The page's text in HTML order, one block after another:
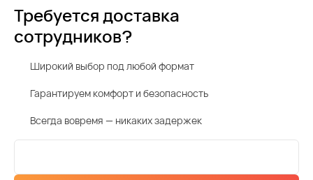
Требуется доставка
сотрудников?
Широкий выбор под любой формат
Гарантируем комфорт и безопасность
Всегда вовремя — никаких задержек